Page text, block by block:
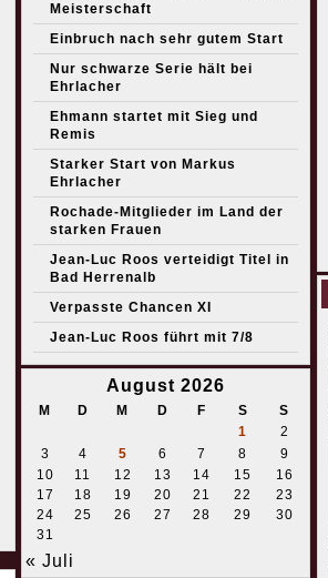
Meisterschaft
Einbruch nach sehr gutem Start
Nur schwarze Serie hält bei
Ehrlacher
Ehmann startet mit Sieg und
Remis
Starker Start von Markus
Ehrlacher
Rochade-Mitglieder im Land der
starken Frauen
Jean-Luc Roos verteidigt Titel in
Bad Herrenalb
Verpasste Chancen XI
Jean-Luc Roos führt mit 7/8
August 2026
M D M D F S
S
1
2
3
4 5 6 7 8
9
10
11 12 13 14 15
16
17
18 19 20 21 22
23
24
25 26 27 28 29
30
31
« Juli